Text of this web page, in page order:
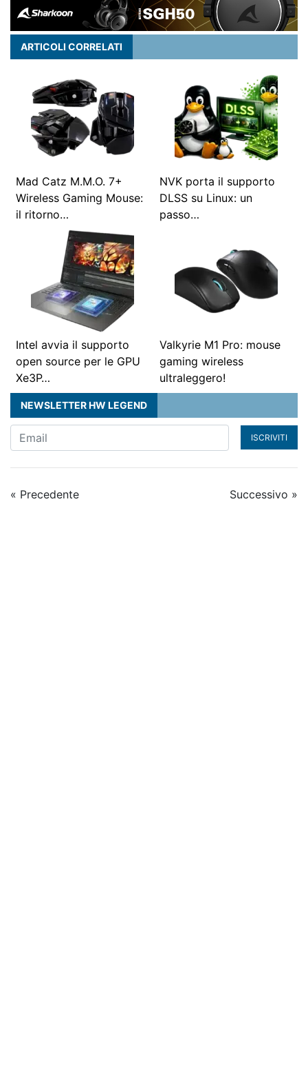
ARTICOLI CORRELATI
Mad Catz M.M.O. 7+
Wireless Gaming Mouse:
il ritorno…
NVK porta il supporto
DLSS su Linux: un
passo…
Intel avvia il supporto
open source per le GPU
Xe3P…
Valkyrie M1 Pro: mouse
gaming wireless
ultraleggero!
NEWSLETTER HW LEGEND
ISCRIVITI
« Precedente Successivo »